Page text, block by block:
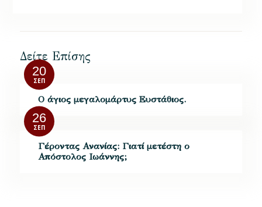
Δείτε Επίσης
20
ΣΕΠ
Ο άγιος μεγαλομάρτυς Ευστάθιος.
26
ΣΕΠ
Γέροντας Ανανίας: Γιατί μετέστη ο
Απόστολος Ιωάννης;